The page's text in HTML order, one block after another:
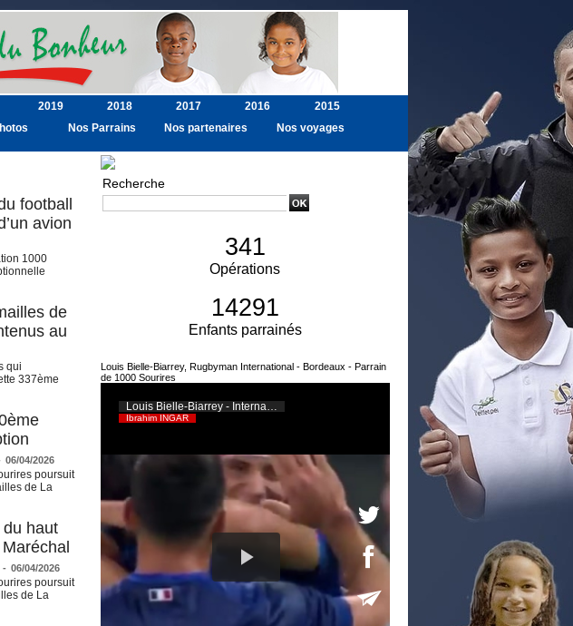
2019 2018 2017 2016
2015
Nos Parrains Nos partenaires Nos voyages
football
avion
1000
de
au
qui
337ème
06/04/2026
poursuit
de La
haut
- 06/04/2026
poursuit
de La
Recherche
341
Opérations
14291
Enfants parrainés
Louis Bielle-Biarrey, Rugbyman International - Bordeaux - Parrain
de 1000 Sourires